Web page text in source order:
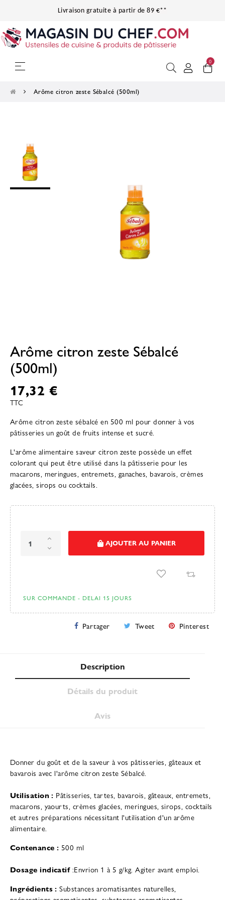
Livraison gratuite à partir de 89 €**
Basculer la navigation
☰ 0
Arôme citron zeste Sébalcé (500ml)
Arôme citron zeste Sébalcé
(500ml)
17,32 €
TTC
Arôme citron zeste sébalcé en 500 ml pour donner à vos
pâtisseries un goût de fruits intense et sucré.
L'arôme alimentaire saveur citron zeste possède un effet
colorant qui peut être utilisé dans la pâtisserie pour les
macarons, meringues, entremets, ganaches, bavarois, crèmes
glacées, sirops ou cocktails.
AJOUTER AU PANIER
SUR COMMANDE - DELAI 15 JOURS
Partager Tweet Pinterest
Description
Détails du produit
Avis
Donner du goût et de la saveur à vos pâtisseries, gâteaux et
bavarois avec l'arôme citron zeste Sébalcé.
Utilisation : Pâtisseries, tartes, bavarois, gâteaux, entremets,
macarons, yaourts, crèmes glacées, meringues, sirops, cocktails
et autres préparations nécessitant l'utilisation d'un arôme
alimentaire.
Contenance : 500 ml
Dosage indicatif:Envrion 1 à 5 g/kg. Agiter avant emploi.
Ingrédients : Substances aromatisantes naturelles,